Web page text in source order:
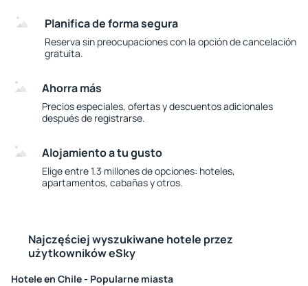
Planifica de forma segura
Reserva sin preocupaciones con la opción de cancelación
gratuita.
Ahorra más
Precios especiales, ofertas y descuentos adicionales
después de registrarse.
Alojamiento a tu gusto
Elige entre 1.3 millones de opciones: hoteles,
apartamentos, cabañas y otros.
Najczęściej wyszukiwane hotele przez
użytkowników eSky
Hotele en Chile - Popularne miasta